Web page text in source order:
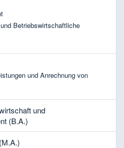
Betriebswirtschaftliche
und Anrechnung von
und
(B.A.)